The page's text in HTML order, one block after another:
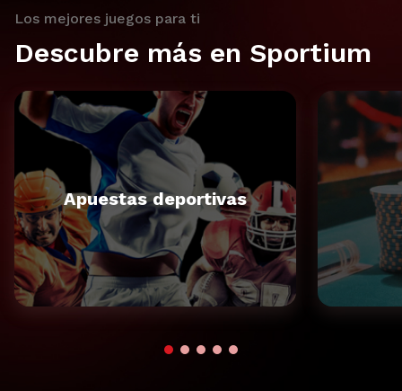
Los mejores juegos para ti
Descubre más en Sportium
Apuestas deportivas